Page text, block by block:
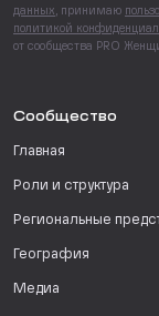
данных , принимаю
политикой
от сообщества PRO
Сообщество
Главная
Роли и структура
Региональные
География
Медиа